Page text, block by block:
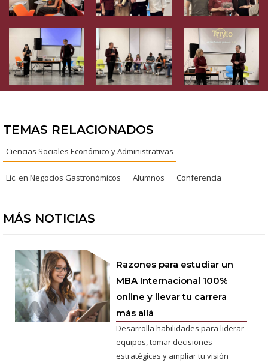
TEMAS RELACIONADOS
Ciencias Sociales Económico y Administrativas
Lic. en Negocios Gastronómicos Alumnos Conferencia
MÁS NOTICIAS
Razones para estudiar un
MBA Internacional 100%
online y llevar tu carrera
más allá
Desarrolla habilidades para liderar
equipos, tomar decisiones
estratégicas y ampliar tu visión